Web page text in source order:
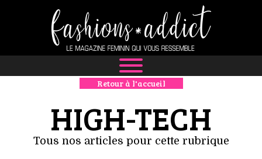
NEWS
MODE
LUXE
Retour à l'accueil
HIGH-TECH
Tous nos articles pour cette rubrique